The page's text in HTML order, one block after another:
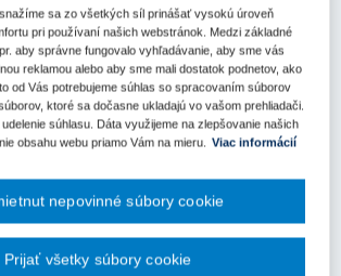
ukončila verejné konzultácie a výzvu na
týkajúce sa revízie smerníc o verejnom
2014, ktoré sa skončili 26. januára 2026.
obstarávania EK zaznamenalo vysokú
strán, pričom bolo predložených
v rámci výzvy a prijatých 1 037 odpovedí
say “ a odpovede na konzultáciu budú v
analyzované a zahrnuté do súhrnnej
pripravuje na ďalšiu fázu, ktorá zahŕňa návrh
sa zo všetkých síl prinášať vysokú úroveň
pri používaní našich webstránok. Medzi základné
aby správne fungovalo vyhľadávanie, aby sme vás
reklamou alebo aby sme mali dostatok podnetov, ako
od Vás potrebujeme súhlas so spracovaním súborov
ktoré sa dočasne ukladajú vo vašom prehliadači.
súhlasu. Dáta využijeme na zlepšovanie našich
obsahu webu priamo Vám na mieru. Viac informácií
nepovinné súbory cookie
Prijať všetky súbory cookie